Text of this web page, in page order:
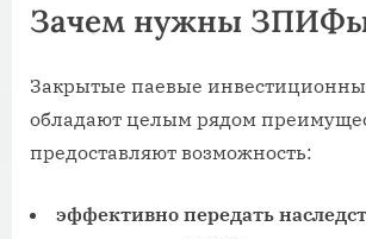
Зачем нужны
Закрытые паевые
обладают целым рядом
предоставляют возможность:
эффективно передать